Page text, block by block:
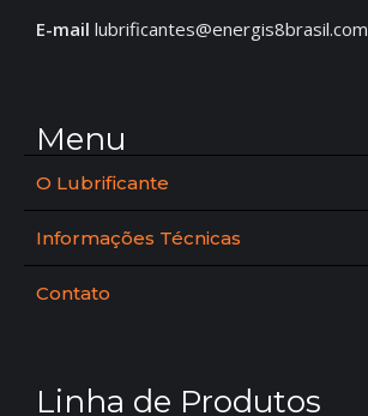
E-mail lubrificantes@energis8brasil.com
Menu
O Lubrificante
Informações Técnicas
Contato
Linha de Produtos